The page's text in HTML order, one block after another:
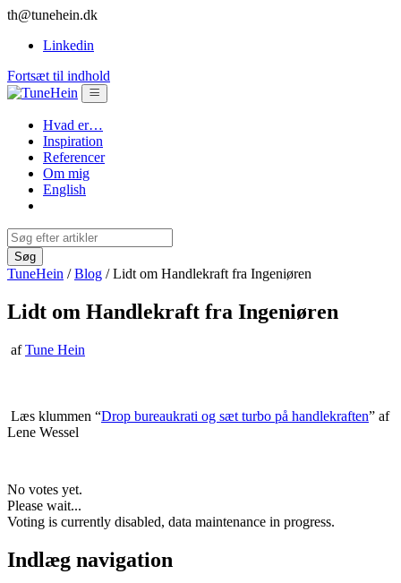
th@tunehein.dk
Linkedin
Fortsæt til indhold
Hvad er…
Inspiration
Referencer
Om mig
English
TuneHein /Blog /Lidt om Handlekraft fra Ingeniøren
Lidt om Handlekraft fra Ingeniøren
af Tune Hein
Læs klummen “Drop bureaukrati og sæt turbo på handlekraften” af
Lene Wessel
No votes yet.
Please wait...
Voting is currently disabled, data maintenance in progress.
Indlæg navigation